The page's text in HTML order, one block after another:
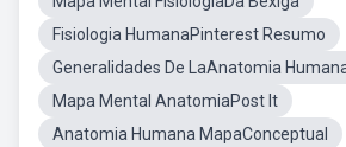
Fisiologia HumanaPinterest Resumo
Generalidades De LaAnatomia
Mapa Mental AnatomiaPost It
Anatomia Humana MapaConceptual